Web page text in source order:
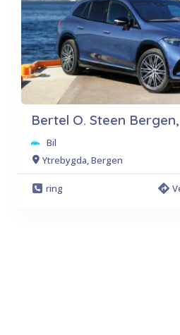
Bertel O. Steen
Bil
Ytrebygda, Bergen
ring